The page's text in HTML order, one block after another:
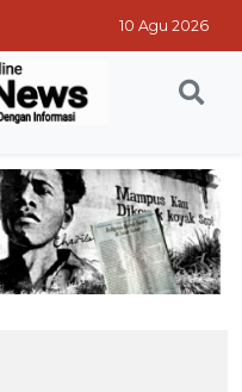
10 Agu 2026